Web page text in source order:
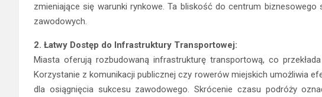
zmieniające się warunki rynkowe. Ta bliskość do centrum
zawodowych.
2. Łatwy Dostęp do Infrastruktury Transportowej:
Miasta oferują rozbudowaną infrastrukturę transportową, co
Korzystanie z komunikacji publicznej czy rowerów miejskich umożliwia
dla osiągnięcia sukcesu zawodowego. Skrócenie czasu podróży